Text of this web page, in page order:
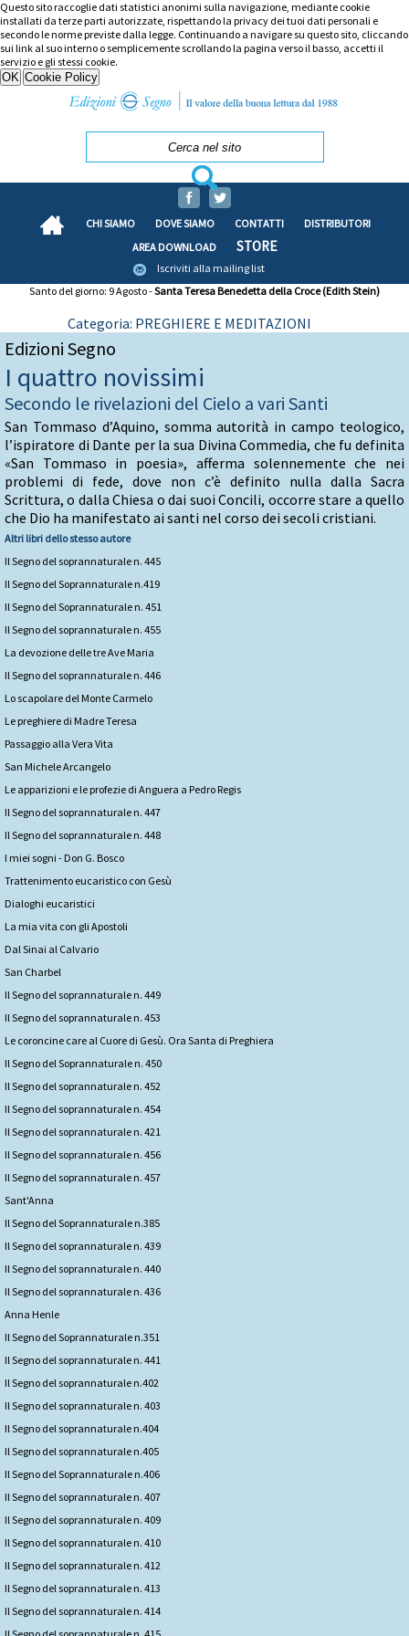
Questo sito raccoglie dati statistici anonimi sulla navigazione, mediante cookie
installati da terze parti autorizzate, rispettando la privacy dei tuoi dati personali e
secondo le norme previste dalla legge. Continuando a navigare su questo sito, cliccando
sui link al suo interno o semplicemente scrollando la pagina verso il basso, accetti il
servizio e gli stessi cookie.
CHI SIAMO DOVE SIAMO CONTATTI
DISTRIBUTORI
AREA DOWNLOAD
STORE
Iscriviti alla mailing list
Santo del giorno: 9 Agosto -Santa Teresa Benedetta della Croce (Edith Stein)
Categoria: PREGHIERE E MEDITAZIONI
Edizioni Segno
I quattro novissimi
Secondo le rivelazioni del Cielo a vari Santi
San Tommaso d’Aquino, somma autorità in campo teologico,
l’ispiratore di Dante per la sua Divina Commedia, che fu definita
«San Tommaso in poesia», afferma solennemente che nei
problemi di fede, dove non c’è definito nulla dalla Sacra
Scrittura, o dalla Chiesa o dai suoi Concili, occorre stare a quello
che Dio ha manifestato ai santi nel corso dei secoli cristiani.
Altri libri dello stesso autore
Il Segno del soprannaturale n. 445
Il Segno del Soprannaturale n.419
Il Segno del Soprannaturale n. 451
Il Segno del soprannaturale n. 455
La devozione delle tre Ave Maria
Il Segno del soprannaturale n. 446
Lo scapolare del Monte Carmelo
Le preghiere di Madre Teresa
Passaggio alla Vera Vita
San Michele Arcangelo
Le apparizioni e le profezie di Anguera a Pedro Regis
Il Segno del soprannaturale n. 447
Il Segno del soprannaturale n. 448
I miei sogni - Don G. Bosco
Trattenimento eucaristico con Gesù
Dialoghi eucaristici
La mia vita con gli Apostoli
Dal Sinai al Calvario
San Charbel
Il Segno del soprannaturale n. 449
Il Segno del soprannaturale n. 453
Le coroncine care al Cuore di Gesù. Ora Santa di Preghiera
Il Segno del Soprannaturale n. 450
Il Segno del soprannaturale n. 452
Il Segno del soprannaturale n. 454
Il Segno del soprannaturale n. 421
Il Segno del soprannaturale n. 456
Il Segno del soprannaturale n. 457
Sant'Anna
Il Segno del Soprannaturale n.385
Il Segno del soprannaturale n. 439
Il Segno del soprannaturale n. 440
Il Segno del soprannaturale n. 436
Anna Henle
Il Segno del Soprannaturale n.351
Il Segno del soprannaturale n. 441
Il Segno del soprannaturale n.402
Il Segno del soprannaturale n. 403
Il Segno del soprannaturale n.404
Il Segno del soprannaturale n.405
Il Segno del Soprannaturale n.406
Il Segno del soprannaturale n. 407
Il Segno del soprannaturale n. 409
Il Segno del soprannaturale n. 410
Il Segno del soprannaturale n. 412
Il Segno del soprannaturale n. 413
Il Segno del soprannaturale n. 414